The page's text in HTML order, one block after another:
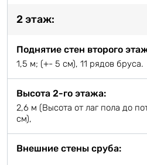
2 этаж:
Поднятие стен второго
1,5 м; (+- 5 см), 11 рядов бруса.
Высота 2-го этажа:
2,6 м (Высота от лаг пола до
см),
Внешние стены сруба: